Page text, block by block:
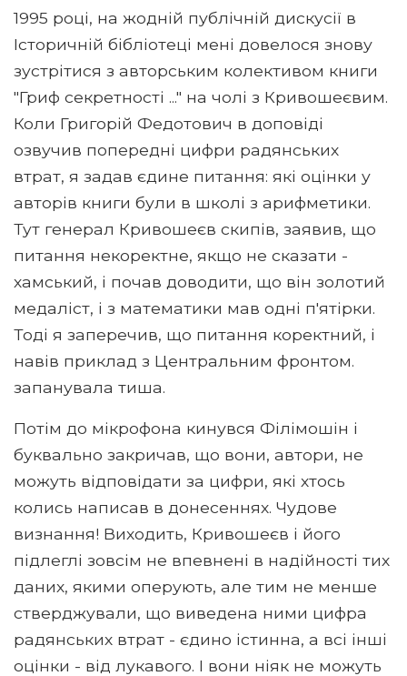
1995 році, на жодній публічній дискусії в
Історичній бібліотеці мені довелося знову
зустрітися з авторським колективом книги
"Гриф секретності ..." на чолі з Кривошеєвим.
Коли Григорій Федотович в доповіді
озвучив попередні цифри радянських
втрат, я задав єдине питання: які оцінки у
авторів книги були в школі з арифметики.
Тут генерал Кривошеєв скипів, заявив, що
питання некоректне, якщо не сказати -
хамський, і почав доводити, що він золотий
медаліст, і з математики мав одні п'ятірки.
Тоді я заперечив, що питання коректний, і
навів приклад з Центральним фронтом.
запанувала тиша.
Потім до мікрофона кинувся Філімошін і
буквально закричав, що вони, автори, не
можуть відповідати за цифри, які хтось
колись написав в донесеннях. Чудове
визнання! Виходить, Кривошеєв і його
підлеглі зовсім не впевнені в надійності тих
даних, якими оперують, але тим не менше
стверджували, що виведена ними цифра
радянських втрат - єдино істинна, а всі інші
оцінки - від лукавого. І вони ніяк не можуть